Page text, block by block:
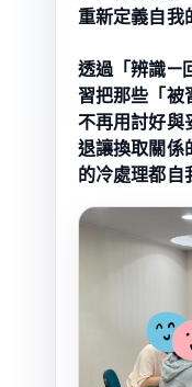
重新定義自我
透過「辨識—
習把那些「被
不再用討好與
退讓換取關係
的冷處理都自